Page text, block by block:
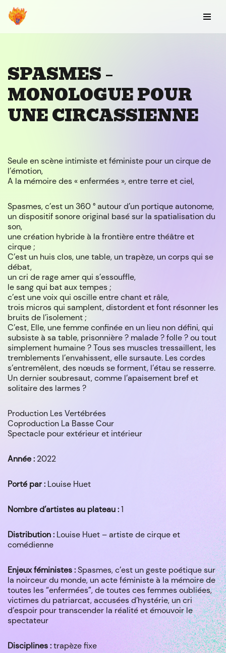
Aller
au
SPASMES –
MONOLOGUE POUR
UNE CIRCASSIENNE
Seule en scène intimiste et féministe pour un cirque de
l’émotion,
A la mémoire des « enfermées », entre terre et ciel,
Spasmes, c’est un 360 ° autour d’un portique autonome,
un dispositif sonore original basé sur la spatialisation du
son,
une création hybride à la frontière entre théâtre et
cirque ;
C’est un huis clos, une table, un trapèze, un corps qui se
débat,
un cri de rage amer qui s’essouffle,
le sang qui bat aux tempes ;
c’est une voix qui oscille entre chant et râle,
trois micros qui samplent, distordent et font résonner les
bruits de l’isolement ;
C’est, Elle, une femme confinée en un lieu non défini, qui
subsiste à sa table, prisonnière ? malade ? folle ? ou tout
simplement humaine ? Tous ses muscles tressaillent, les
tremblements l’envahissent, elle sursaute. Les cordes
s’entremêlent, des nœuds se forment, l’étau se resserre.
Un dernier soubresaut, comme l’apaisement bref et
solitaire des larmes ?
Production Les Vertébrées
Coproduction La Basse Cour
Spectacle pour extérieur et intérieur
Année : 2022
Porté par : Louise Huet
Nombre d’artistes au plateau :1
Distribution : Louise Huet – artiste de cirque et
comédienne
Enjeux féministes :Spasmes, c’est un geste poétique sur
la noirceur du monde, un acte féministe à la mémoire de
toutes les “enfermées”, de toutes ces femmes oubliées,
victimes du patriarcat, accusées d’hystérie, un cri
d’espoir pour transcender la réalité et émouvoir le
spectateur
Disciplines :trapèze fixe